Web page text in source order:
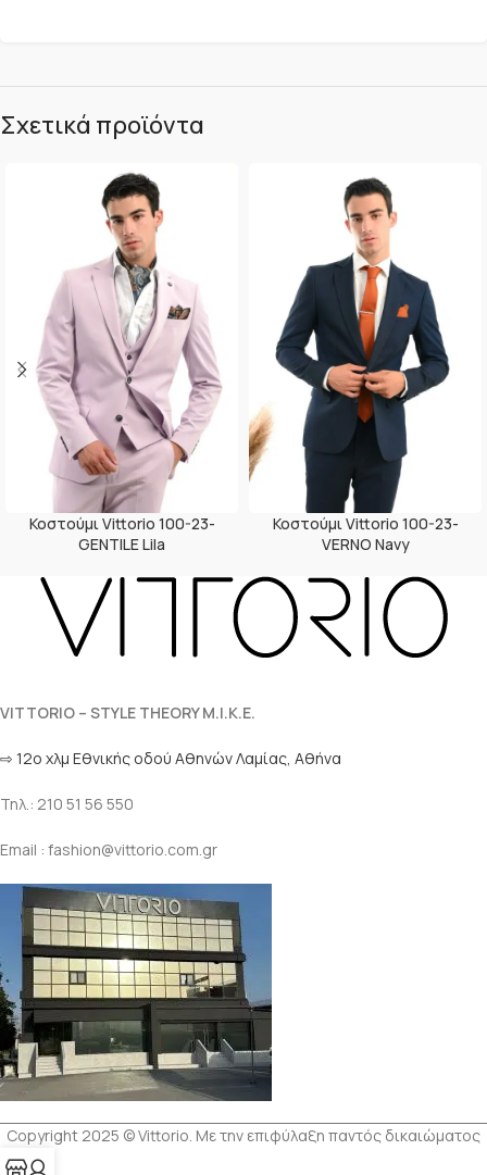
Σχετικά προϊόντα
Κοστούμι Vittorio 100-23-
GENTILE Lila
Κοστούμι Vittorio 100-23-
VERNO Navy
VITTORIO – STYLE THEORY M.I.K.E.
⇨ 12ο χλμ Eθνικής οδού Αθηνών Λαμίας, Αθήνα
Τηλ.: 210 51 56 550
Email : fashion@vittorio.com.gr
Copyright 2025 © Vittorio. Με την επιφύλαξη παντός δικαιώματος